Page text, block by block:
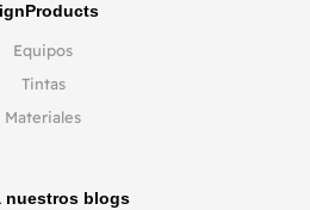
Equipos
Tintas
Materiales
nuestros blogs